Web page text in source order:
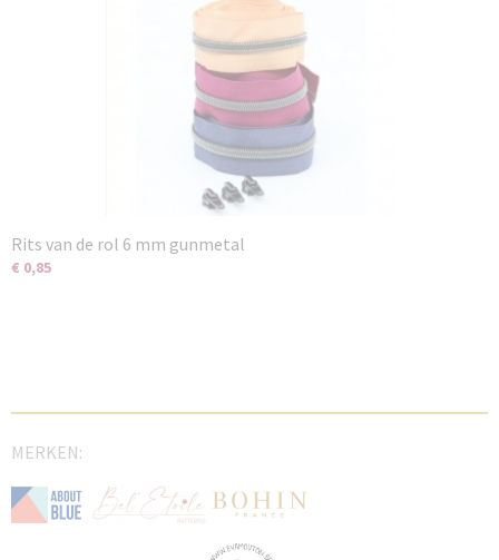
Rits van de rol 6 mm gunmetal
€ 0,85
MERKEN: